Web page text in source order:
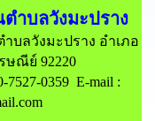
ำบลวังมะปราง
บลวังมะปราง อำเภอ
ษณีย์ 92220
0359 E-mail :